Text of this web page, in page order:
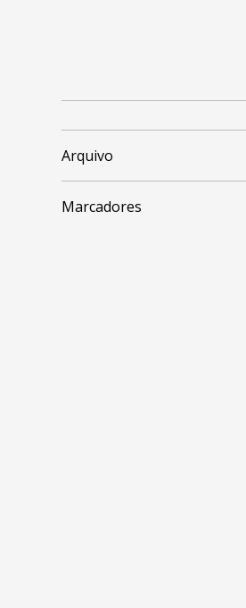
Arquivo
Marcadores